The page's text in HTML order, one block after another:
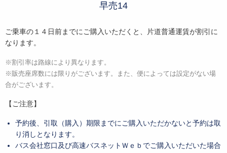
早売14
ご乗車の１４日前までにご購入いただくと、片道普通運賃が割引に
なります。
※割引率は路線により異なります。
※販売座席数には限りがございます。また、便によっては設定がない場
合がございます。
【ご注意】
予約後、引取（購入）期限までにご購入いただかないと予約は取
り消しとなります。
バス会社窓口及び高速バスネットＷｅｂでご購入いただいた場合